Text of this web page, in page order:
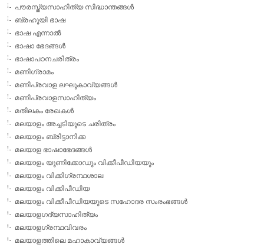
പൗരസ്ത്യസാഹിത്യ സിദ്ധാന്തങ്ങള്‍
ബ്രഹൂയി ഭാഷ
ഭാഷ എന്നാല്‍
ഭാഷാ ഭേദങ്ങള്‍
ഭാഷാപഠനചരിത്രം
മണിഗ്രാമം
മണിപ്രവാള ലഘുകാവ്യങ്ങള്‍
മണിപ്രവാളസാഹിത്യം
മതിലകം രേഖകള്‍
മലയാളം അച്ചടിയുടെ ചരിത്രം
മലയാളം ബ്രിട്ടാനിക്ക
മലയാള ഭാഷാഭേദങ്ങള്‍
മലയാളം യൂണിക്കോഡും വിക്കീപീഡിയയും
മലയാളം വിക്കിഗ്രന്ഥശാല
മലയാളം വിക്കിപീഡിയ
മലയാളം വിക്കീപീഡിയയുടെ സഹോദര സംരംഭങ്ങള്‍
മലയാളഗദ്യസാഹിത്യം
മലയാളഗ്രന്ഥവിവരം
മലയാളത്തിലെ മഹാകാവ്യങ്ങള്‍